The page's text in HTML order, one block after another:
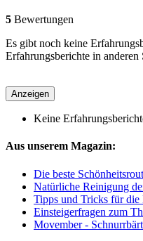
5 Bewertungen
Es gibt noch keine
Erfahrungsberichte in anderen
Anzeigen
Keine
Aus unserem Magazin:
Die beste
Natürliche Reinigung
Tipps und Tricks für die
Einsteigerfragen zum
Movember -